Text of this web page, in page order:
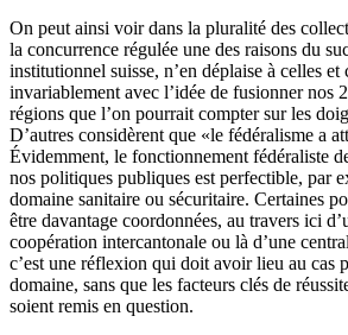
On peut ainsi voir dans la pluralité des
la concurrence régulée une des raisons du
institutionnel suisse, n’en déplaise à celles
invariablement avec l’idée de fusionner nos
régions que l’on pourrait compter sur les
D’autres considèrent que «le fédéralisme a
Évidemment, le fonctionnement fédéraliste
nos politiques publiques est perfectible, par
domaine sanitaire ou sécuritaire. Certaines
être davantage coordonnées, au travers ici
coopération intercantonale ou là d’une
c’est une réflexion qui doit avoir lieu au cas
domaine, sans que les facteurs clés de
soient remis en question.